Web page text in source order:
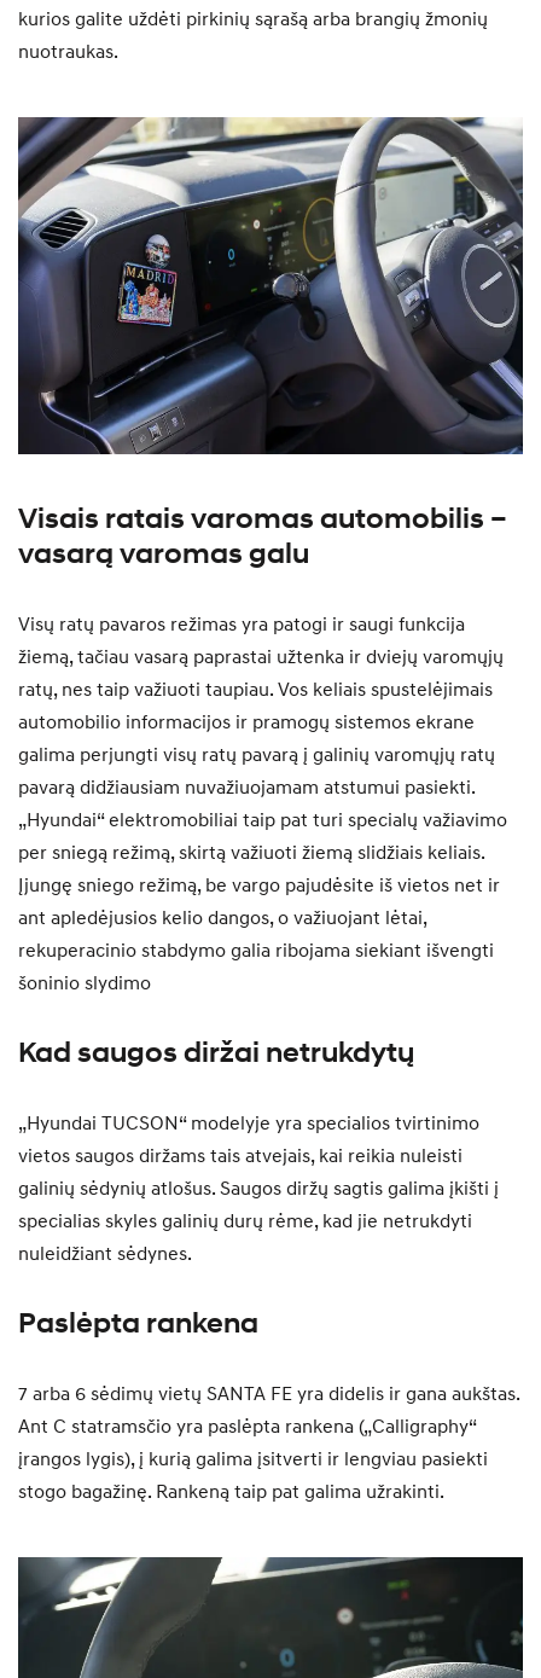
kurios galite uždėti pirkinių sąrašą arba brangių žmonių
nuotraukas.
Visais ratais varomas automobilis –
vasarą varomas galu
Visų ratų pavaros režimas yra patogi ir saugi funkcija
žiemą, tačiau vasarą paprastai užtenka ir dviejų varomųjų
ratų, nes taip važiuoti taupiau. Vos keliais spustelėjimais
automobilio informacijos ir pramogų sistemos ekrane
galima perjungti visų ratų pavarą į galinių varomųjų ratų
pavarą didžiausiam nuvažiuojamam atstumui pasiekti.
„Hyundai“ elektromobiliai taip pat turi specialų važiavimo
per sniegą režimą, skirtą važiuoti žiemą slidžiais keliais.
Įjungę sniego režimą, be vargo pajudėsite iš vietos net ir
ant apledėjusios kelio dangos, o važiuojant lėtai,
rekuperacinio stabdymo galia ribojama siekiant išvengti
šoninio slydimo
Kad saugos diržai netrukdytų
„Hyundai TUCSON“ modelyje yra specialios tvirtinimo
vietos saugos diržams tais atvejais, kai reikia nuleisti
galinių sėdynių atlošus. Saugos diržų sagtis galima įkišti į
specialias skyles galinių durų rėme, kad jie netrukdyti
nuleidžiant sėdynes.
Paslėpta rankena
7 arba 6 sėdimų vietų SANTA FE yra didelis ir gana aukštas.
Ant C statramsčio yra paslėpta rankena („Calligraphy“
įrangos lygis), į kurią galima įsitverti ir lengviau pasiekti
stogo bagažinę. Rankeną taip pat galima užrakinti.